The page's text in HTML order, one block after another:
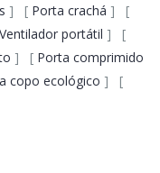
] [ Porta crachá ] [
Ventilador portátil ] [
] [ Porta comprimido
copo ecológico ] [